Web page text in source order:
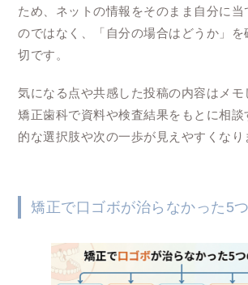
ため、ネットの情報をそのまま自分に当
のではなく、「自分の場合はどうか」を
切です。
気になる点や共感した投稿の内容はメ
矯正歯科で資料や検査結果をもとに相談
的な選択肢や次の一歩が見えやすくなり
矯正で口ゴボが治らなかった5